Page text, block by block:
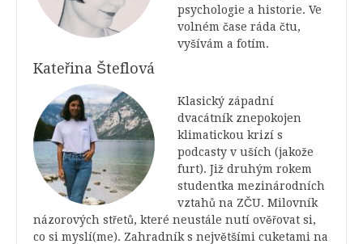
psychologie a historie. Ve
volném čase ráda čtu,
vyšívám a fotím.
Kateřina Šteflová
Klasický západní
dvacátník znepokojen
klimatickou krizí s
podcasty v uších (jakože
furt). Již druhým rokem
studentka mezinárodních
vztahů na ZČU. Milovník
názorových střetů, které neustále nutí ověřovat si,
co si myslí(me). Zahradník s největšími cuketami na